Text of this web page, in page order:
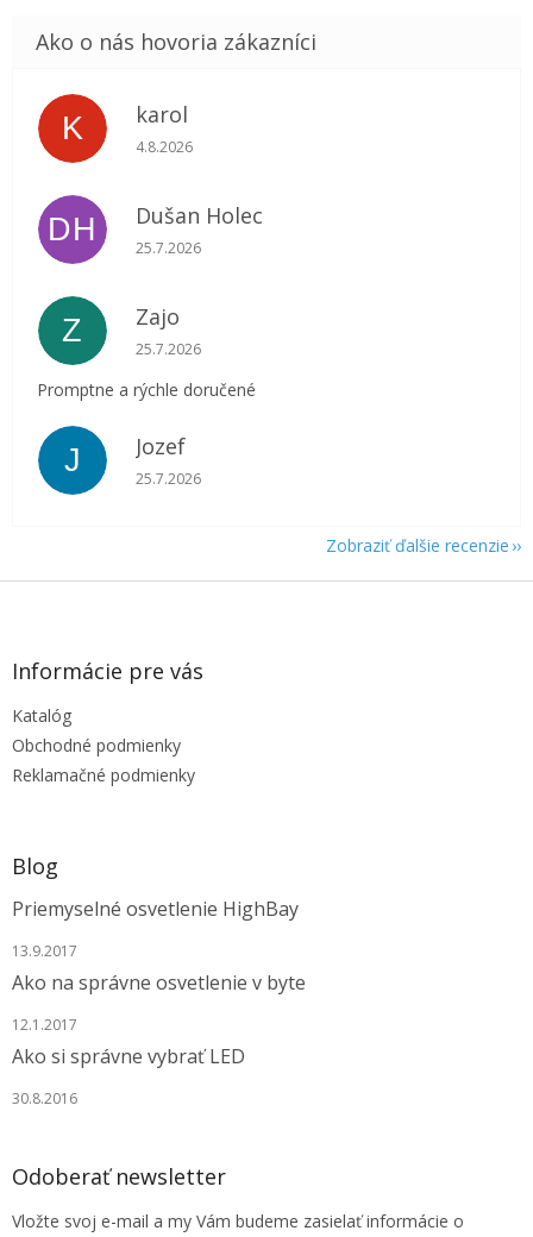
K karol
Hodnotenie obchodu je 5 z 5 hviezdičiek.
4.8.2026
DH Dušan Holec
Hodnotenie obchodu je 5 z 5 hviezdičiek.
25.7.2026
Z Zajo
Hodnotenie obchodu je 5 z 5 hviezdičiek.
25.7.2026
Promptne a rýchle doručené
J Jozef
Hodnotenie obchodu je 5 z 5 hviezdičiek.
25.7.2026
Zobraziť ďalšie recenzie
Z
Informácie pre vás
Katalóg
Obchodné podmienky
Reklamačné podmienky
Blog
Priemyselné osvetlenie HighBay
13.9.2017
Ako na správne osvetlenie v byte
12.1.2017
Ako si správne vybrať LED
30.8.2016
Odoberať newsletter
Vložte svoj e-mail a my Vám budeme zasielať informácie o